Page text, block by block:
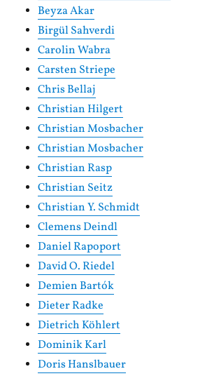
Beyza Akar
Birgül Sahverdi
Carolin Wabra
Carsten Striepe
Chris Bellaj
Christian Hilgert
Christian Mosbacher
Christian Mosbacher
Christian Rasp
Christian Seitz
Christian Y. Schmidt
Clemens Deindl
Daniel Rapoport
David O. Riedel
Demien Bartók
Dieter Radke
Dietrich Köhlert
Dominik Karl
Doris Hanslbauer